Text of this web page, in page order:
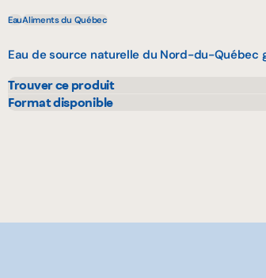
EauAliments du Québec
Eau de source naturelle du Nord-du-Québec
Trouver ce produit
Bonichoix
Format disponible